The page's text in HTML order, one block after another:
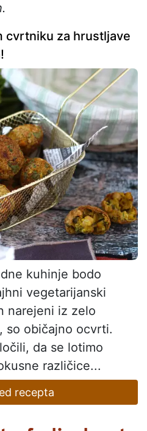
cvrtniku za hrustljave
kuhinje bodo
vegetarijanski
narejeni iz zelo
so običajno ocvrti.
da se lotimo
različice...
recepta